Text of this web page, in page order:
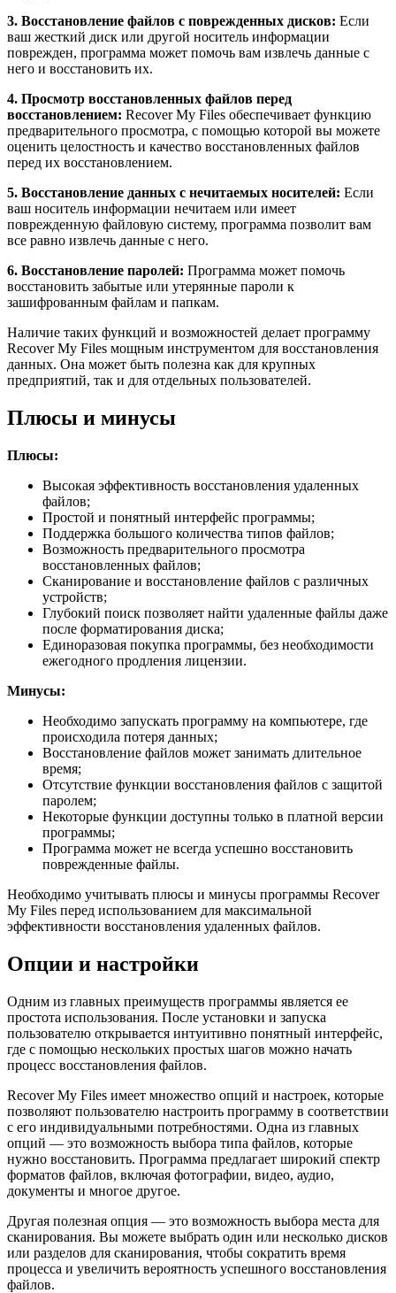
3. Восстановление файлов с поврежденных дисков: Если
ваш жесткий диск или другой носитель информации
поврежден, программа может помочь вам извлечь данные с
него и восстановить их.
4. Просмотр восстановленных файлов перед
восстановлением: Recover My Files обеспечивает функцию
предварительного просмотра, с помощью которой вы можете
оценить целостность и качество восстановленных файлов
перед их восстановлением.
5. Восстановление данных с нечитаемых носителей: Если
ваш носитель информации нечитаем или имеет
поврежденную файловую систему, программа позволит вам
все равно извлечь данные с него.
6. Восстановление паролей: Программа может помочь
восстановить забытые или утерянные пароли к
зашифрованным файлам и папкам.
Наличие таких функций и возможностей делает программу
Recover My Files мощным инструментом для восстановления
данных. Она может быть полезна как для крупных
предприятий, так и для отдельных пользователей.
Плюсы и минусы
Плюсы:
Высокая эффективность восстановления удаленных
файлов;
Простой и понятный интерфейс программы;
Поддержка большого количества типов файлов;
Возможность предварительного просмотра
восстановленных файлов;
Сканирование и восстановление файлов с различных
устройств;
Глубокий поиск позволяет найти удаленные файлы даже
после форматирования диска;
Единоразовая покупка программы, без необходимости
ежегодного продления лицензии.
Минусы:
Необходимо запускать программу на компьютере, где
происходила потеря данных;
Восстановление файлов может занимать длительное
время;
Отсутствие функции восстановления файлов с защитой
паролем;
Некоторые функции доступны только в платной версии
программы;
Программа может не всегда успешно восстановить
поврежденные файлы.
Необходимо учитывать плюсы и минусы программы Recover
My Files перед использованием для максимальной
эффективности восстановления удаленных файлов.
Опции и настройки
Одним из главных преимуществ программы является ее
простота использования. После установки и запуска
пользователю открывается интуитивно понятный интерфейс,
где с помощью нескольких простых шагов можно начать
процесс восстановления файлов.
Recover My Files имеет множество опций и настроек, которые
позволяют пользователю настроить программу в соответствии
с его индивидуальными потребностями. Одна из главных
опций — это возможность выбора типа файлов, которые
нужно восстановить. Программа предлагает широкий спектр
форматов файлов, включая фотографии, видео, аудио,
документы и многое другое.
Другая полезная опция — это возможность выбора места для
сканирования. Вы можете выбрать один или несколько дисков
или разделов для сканирования, чтобы сократить время
процесса и увеличить вероятность успешного восстановления
файлов.